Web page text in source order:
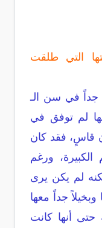
التي طلقت
جداً في سن الـ
لم توفق في
قاسٍ، فقد كان
الكبيرة، ورغم
لم يكن يرى
جداً معها
حتى أنها كانت